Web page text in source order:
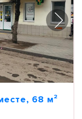
68 м²